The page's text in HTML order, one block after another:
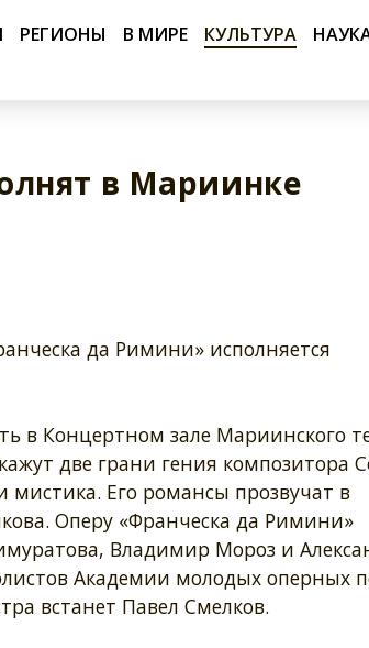
РЕГИОНЫ В МИРЕ КУЛЬТУРА
в Мариинке
да Римини» исполняется
в Концертном зале Мариинского
две грани гения композитора
мистика. Его романсы прозвучат в
Оперу «Франческа да Римини»
Владимир Мороз и
Академии молодых оперных
встанет Павел Смелков.